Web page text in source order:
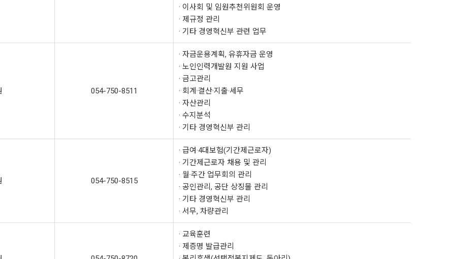
· 이사회 및 임원추천위원회 운영
· 제규정 관리
· 기타 경영혁신부 관련 업무
054-750-8511
· 자금운용계획, 유휴자금 운영
· 노인인력개발원 지원 사업
· 금고관리
· 회계·결산·지출·세무
· 자산관리
· 수지분석
· 기타 경영혁신부 관리
054-750-8515
· 급여·4대보험(기간제근로자)
· 기간제근로자 채용 및 관리
· 월·주간 업무회의 관리
· 공인관리, 공단 상징물 관리
· 기타 경영혁신부 관리
· 서무, 차량관리
· 교육훈련
· 제증명 발급관리